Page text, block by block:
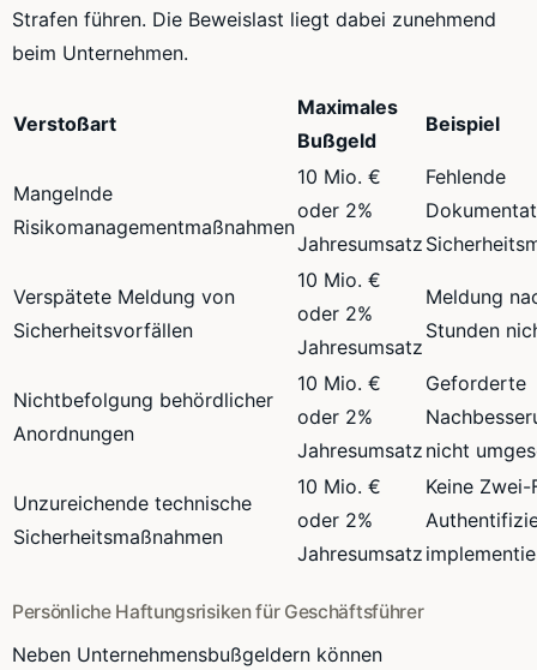
Strafen führen. Die Beweislast liegt dabei zunehmend
beim Unternehmen.
Verstoßart
Maximales
Bußgeld
Beispiel
Mangelnde
Risikomanagementmaßnahmen
10 Mio. €
oder 2%
Jahresumsatz
Fehlende
Verspätete Meldung von
Sicherheitsvorfällen
10 Mio. €
oder 2%
Jahresumsatz
Meldung
Stunden
Nichtbefolgung behördlicher
Anordnungen
10 Mio. €
oder 2%
Jahresumsatz
Geforderte
nicht
Unzureichende technische
Sicherheitsmaßnahmen
10 Mio. €
oder 2%
Jahresumsatz
Keine
Persönliche Haftungsrisiken für Geschäftsführer
Neben Unternehmensbußgeldern können